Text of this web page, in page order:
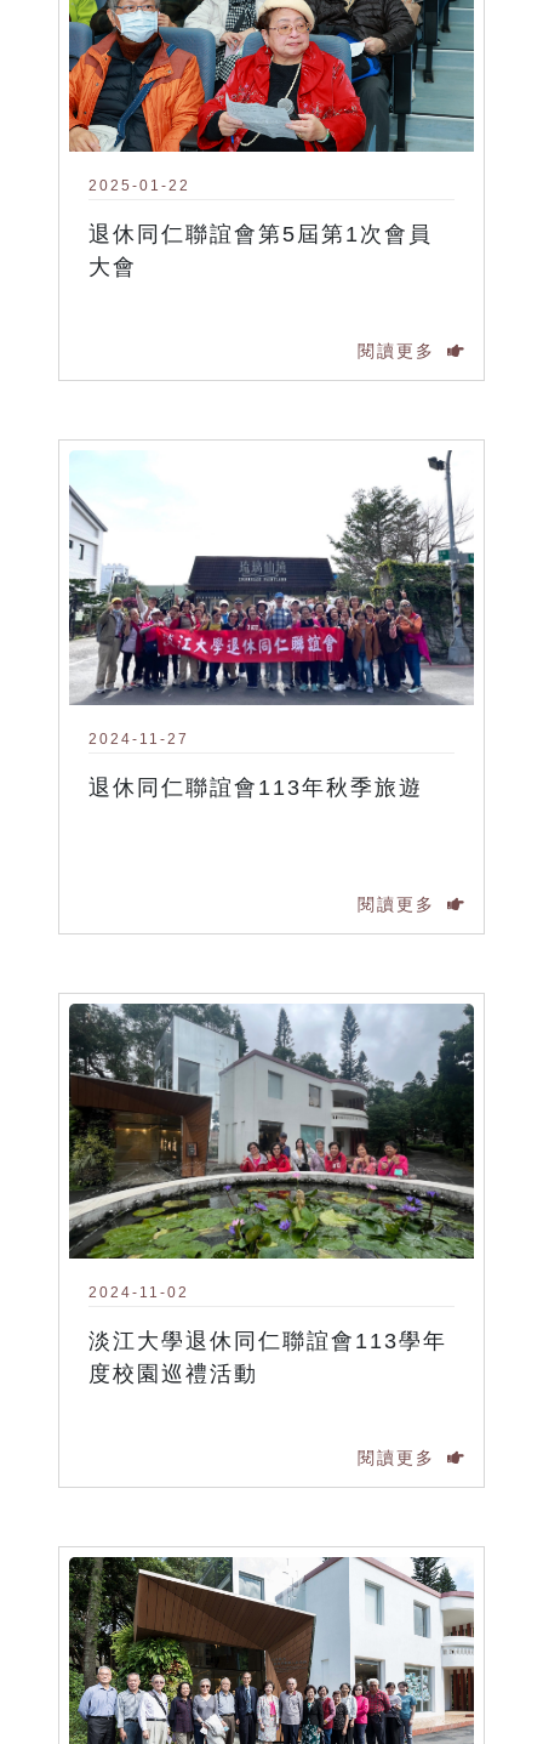
2025-01-22
退休同仁聯誼會第5屆第1次會員
大會
閱讀更多
2024-11-27
退休同仁聯誼會113年秋季旅遊
閱讀更多
2024-11-02
淡江大學退休同仁聯誼會113學年
度校園巡禮活動
閱讀更多